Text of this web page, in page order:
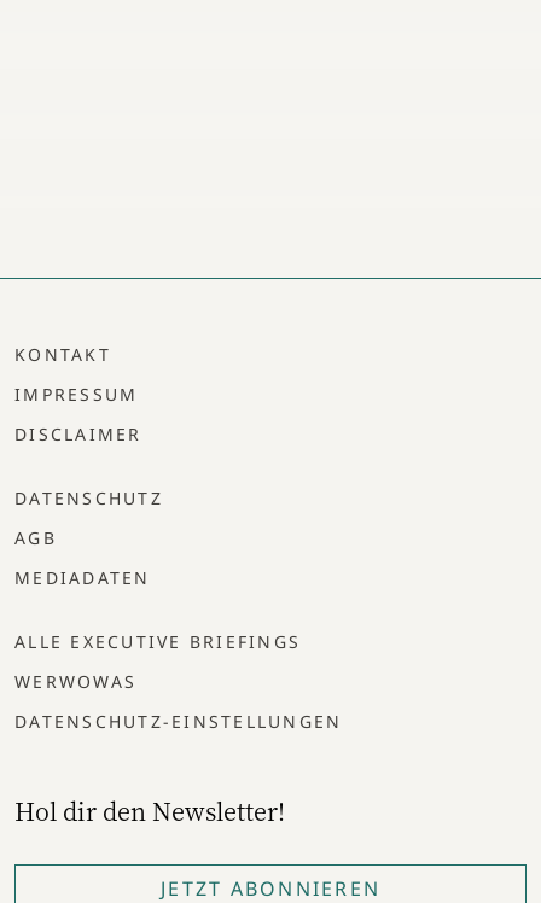
KONTAKT
IMPRESSUM
DISCLAIMER
DATENSCHUTZ
AGB
MEDIADATEN
ALLE EXECUTIVE BRIEFINGS
WERWOWAS
DATENSCHUTZ-EINSTELLUNGEN
Hol dir den Newsletter!
JETZT ABONNIEREN